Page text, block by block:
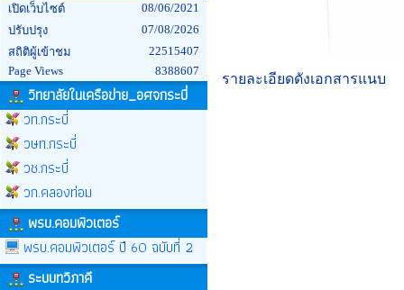
เปิดเว็บไซต์
08/06/2021
ปรับปรุง
07/08/2026
สถิติผู้เข้าชม
22515407
Page Views
8388607
วิทยาลัยในเครือข่าย_อศจกระบี่
วท.กระบี่
วษท.กระบี่
วช.กระบี่
วก.คลองท่อม
พรบ.คอมพิวเตอร์
พรบ.คอมพิวเตอร์ ปี 60 ฉบับที่ 2
ระบบทวิภาคี
รายละเอียดดังเอกสารแนบ